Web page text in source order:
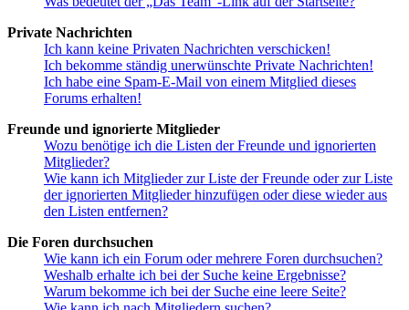
Private Nachrichten
Ich kann keine Privaten Nachrichten verschicken!
Ich bekomme ständig unerwünschte Private Nachrichten!
Ich habe eine Spam-E-Mail von einem Mitglied dieses
Forums erhalten!
Freunde und ignorierte Mitglieder
Wozu benötige ich die Listen der Freunde und ignorierten
Mitglieder?
Wie kann ich Mitglieder zur Liste der Freunde oder zur Liste
der ignorierten Mitglieder hinzufügen oder diese wieder aus
den Listen entfernen?
Die Foren durchsuchen
Wie kann ich ein Forum oder mehrere Foren durchsuchen?
Weshalb erhalte ich bei der Suche keine Ergebnisse?
Warum bekomme ich bei der Suche eine leere Seite?